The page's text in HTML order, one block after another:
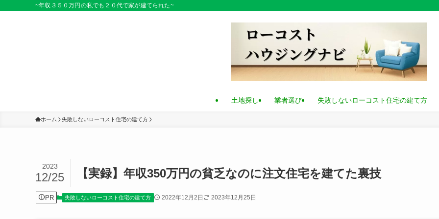
~年収３５０万円の私でも２０代で家が建てられた~
土地探し 業者選び 失敗しないローコスト住宅の建て方
ホーム 失敗しないローコスト住宅の建て方
【実録】年収350万円の貧乏なのに注文住宅を建てた裏技
2023
12/25
PR 失敗しないローコスト住宅の建て方 2022年12月2日 2023年12月25日